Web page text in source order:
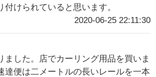
付けられていると思います。
2020-06-25 22:11:30
ました。店でカーリング用品を買いま
達便は二メートルの長いレールを一本